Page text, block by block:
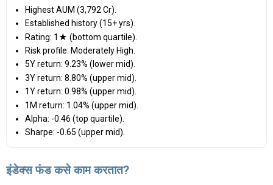
Highest AUM (₹3,792 Cr).
Established history (15+ yrs).
Rating: 1★ (bottom quartile).
Risk profile: Moderately High.
5Y return: 9.23% (lower mid).
3Y return: 8.80% (upper mid).
1Y return: 0.98% (upper mid).
1M return: 1.04% (upper mid).
Alpha: -0.46 (top quartile).
Sharpe: -0.65 (upper mid).
इंडेक्स फंड कसे काम करतात?